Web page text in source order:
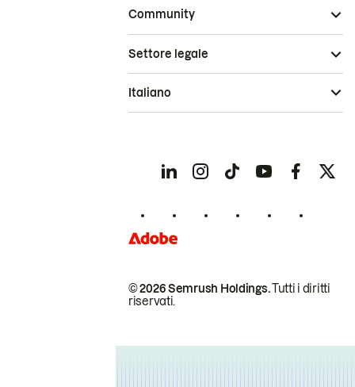
Community
© 2026 Semrush Holdings.Tutti i diritti
riservati.
Settore legale
Italiano